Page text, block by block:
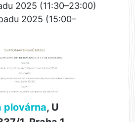
2025 (11:30–23:00)
2025 (15:00–
plovárna, U